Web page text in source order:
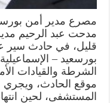
مصرع مدير أمن
مدحت عبد الرحيم
بورسعيد –
الشرطة والقيادات
موقع الحادث، ويجري
المستشفى، لحين